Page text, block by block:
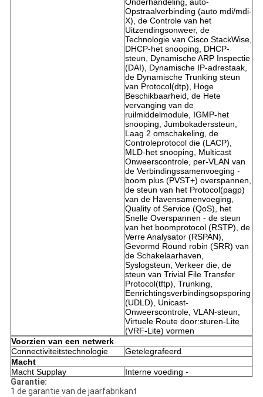
Onderhandeling, auto-
Opstraalverbinding (auto mdi/mdi-
X), de Controle van het
Uitzendingsonweer, de
Technologie van Cisco StackWise,
DHCP-het snooping, DHCP-
steun, Dynamische ARP Inspectie
(DAI), Dynamische IP-adrestaak,
de Dynamische Trunking steun
van Protocol(dtp), Hoge
Beschikbaarheid, de Hete
vervanging van de
ruilmiddelmodule, IGMP-het
snooping, Jumbokaderssteun,
Laag 2 omschakeling, de
Controleprotocol die (LACP),
MLD-het snooping, Multicast
Onweerscontrole, per-VLAN van
de Verbindingssamenvoeging -
boom plus (PVST+) overspannen,
de steun van het Protocol(pagp)
van de Havensamenvoeging,
Quality of Service (QoS), het
Snelle Overspannen - de steun
van het boomprotocol (RSTP), de
Verre Analysator (RSPAN),
Gevormd Round robin (SRR) van
de Schakelaarhaven,
Syslogsteun, Verkeer die, de
steun van Trivial File Transfer
Protocol(tftp), Trunking,
Eenrichtingsverbindingsopsporing
(UDLD), Unicast-
Onweerscontrole, VLAN-steun,
Virtuele Route door:sturen-Lite
(VRF-Lite) vormen
Voorzien van een netwerk
Connectiviteitstechnologie
Getelegrafeerd
Macht
Macht Supplay
Interne voeding -
Garantie:
1 de garantie van de jaarfabrikant